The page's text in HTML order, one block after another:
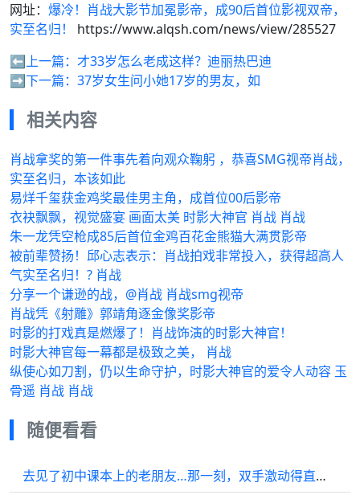
网址： 爆冷！肖战大影节加冕影帝，成90后首位影视双帝，
实至名归！
https://www.alqsh.com/news/view/285527
⬅️上一篇： 才33岁怎么老成这样？迪丽热巴迪
➡️下一篇： 37岁女生问小她17岁的男友，如
相关内容
肖战拿奖的第一件事先着向观众鞠躬 ​，恭喜SMG视帝肖战，
实至名归，本该如此
易烊千玺获金鸡奖最佳男主角，成首位00后影帝
衣袂飘飘，视觉盛宴 画面太美 时影大神官 肖战 肖战
朱一龙凭空枪成85后首位金鸡百花金熊猫大满贯影帝
被前辈赞扬！邱心志表示：肖战拍戏非常投入，获得超高人
气实至名归！? 肖战
分享一个谦逊的战，@肖战 肖战smg视帝
肖战凭《射雕》郭靖角逐金像奖影帝
时影的打戏真是燃爆了！肖战饰演的时影大神官！
时影大神官每一幕都是极致之美， 肖战
纵使心如刀割，仍以生命守护，时影大神官的爱令人动容 玉
骨遥 肖战 肖战
随便看看
去见了初中课本上的老朋友…那一刻，双手激动得直发抖…刘洲成